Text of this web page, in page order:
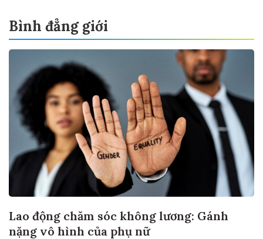
Bình đẳng giới
Lao động chăm sóc không lương: Gánh
nặng vô hình của phụ nữ